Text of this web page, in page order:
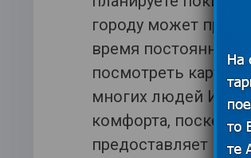
городу может
время постоянный
посмотреть карту
многих людей
комфорта,
предоставляет